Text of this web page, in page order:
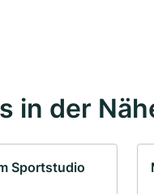
in der
Sportstudio